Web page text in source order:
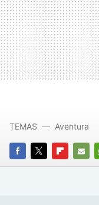
FACEBOOK
TWITTERFLIPBOARD
E-
TEMAS Aventura